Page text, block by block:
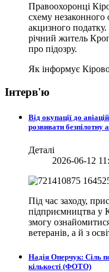
Правоохоронці
схему незаконного
акцизного податку.
річний житель
про підозру.
Як інформує
Інтерв'ю
Від окупації до
розвивати
Деталі
2026-06-12
Під час заходу,
підприємництва у
змогу
ветеранів, а й з
Надія Оперчук: Сіль
кількості (ФОТО)